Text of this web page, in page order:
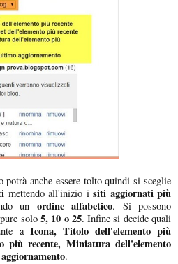
anche essere tolto quindi si sceglie
mettendo all'inizio isiti aggiornati più
un ordine alfabetico. Si possono
solo 5, 10 o 25. Infine si decide quali
a Icona, Titolo dell'elemento più
più recente, Miniatura dell'elemento
.